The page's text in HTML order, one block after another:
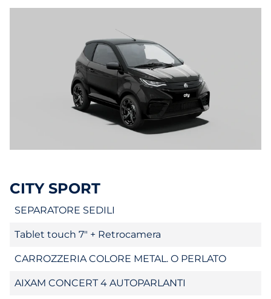
CITY SPORT
SEPARATORE SEDILI
Tablet touch 7" + Retrocamera
CARROZZERIA COLORE METAL. O PERLATO
AIXAM CONCERT 4 AUTOPARLANTI